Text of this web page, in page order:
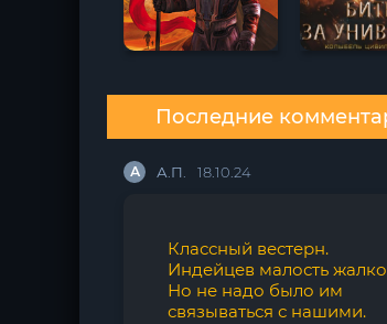
Последние
А А.П. 18.10.24
Классный вестерн.
Индейцев малость
Но не надо было им
связываться с нашими.